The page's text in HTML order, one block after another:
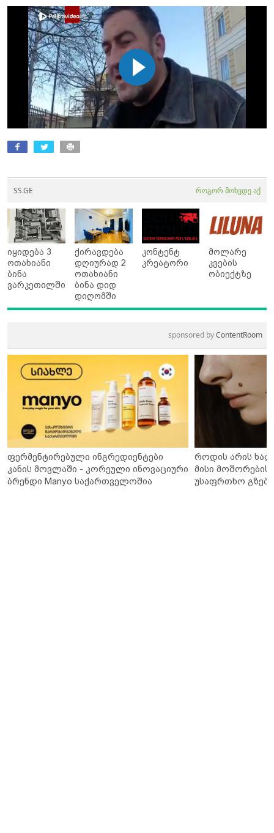
SS.GE როგორ მოხვდე აქ
იყიდება 3
ოთახიანი
ბინა
ვარკეთილში
ქირავდება
დღიურად 2
ოთახიანი
ბინა დიდ
დიღომში
კონტენტ
კრეატორი
მოლარე
კვების
ობიექტზე
sponsored byContentRoom
ფერმენტირებული ინგრედიენტები
კანის მოვლაში - კორეული ინოვაციური
ბრენდი Manyo საქართველოშია
როდის არის
მისი მოშორების
უსაფრთხო გზები